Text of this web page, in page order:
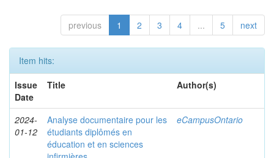
previous 1 2 3 4 ... 5 next
Item hits:
Issue
Date
Title Author(s)
2024-
01-12
Analyse documentaire pour les
étudiants diplômés en
éducation et en sciences
eCampusOntario